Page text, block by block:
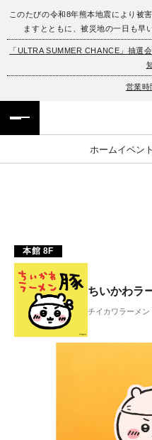
このたびの令和8年熊本地震により被
ますとともに、被災地の一日も早
「ULTRA SUMMER CHANCE」抽選
営業時
ホームイベント
フロアガイド
施設案内・アクセス
PARCOメンバーズ
JP
ENGLISH
繁体字
本館 8F
ちいかわラ
チイカワラーメン